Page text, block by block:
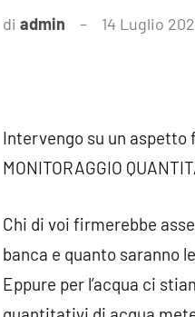
di admin 14 Luglio
Intervengo su un aspetto
MONITORAGGIO
Chi di voi firmerebbe
banca e quanto saranno
Eppure per l’acqua ci